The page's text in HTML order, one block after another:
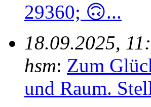
29360; 🙃...
18.09.2025,
hsm: Zum
und Raum.